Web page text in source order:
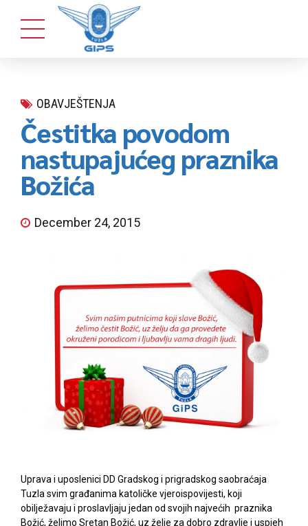
OBAVJEŠTENJA
Čestitka povodom
nastupajućeg praznika
Božića
December 24, 2015
Uprava i uposlenici DD Gradskog i prigradskog saobraćaja
Tuzla svim građanima katoličke vjeroispovijesti, koji
obilježavaju i proslavljaju jedan od svojih najvećih praznika
Božić, želimo Sretan Božić, uz želje za dobro zdravlje i uspjeh